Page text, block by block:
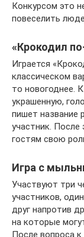
Конкурсом это
повеселить
«Крокодил
Играется
классическом
то новогоднее.
украшенную,
пишет название
участник. После
гостям свою
Игра с
Участвуют три
участников,
друг напротив
на которые
После вопроса